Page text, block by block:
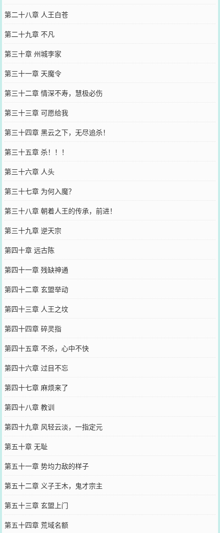
第二十八章 人王白苍
第二十九章 不凡
第三十章 州城李家
第三十一章 天魔令
第三十二章 情深不寿，慧极必伤
第三十三章 可愿给我
第三十四章 黑云之下，无尽追杀！
第三十五章 杀！！！
第三十六章 人头
第三十七章 为何入魔？
第三十八章 朝着人王的传承，前进！
第三十九章 逆天宗
第四十章 远古陈
第四十一章 残缺神通
第四十二章 玄盟举动
第四十三章 人王之坟
第四十四章 碎灵指
第四十五章 不杀，心中不快
第四十六章 过目不忘
第四十七章 麻烦来了
第四十八章 教训
第四十九章 风轻云淡，一指定元
第五十章 无耻
第五十一章 势均力敌的样子
第五十二章 义子王木，鬼才宗主
第五十三章 玄盟上门
第五十四章 荒域名额